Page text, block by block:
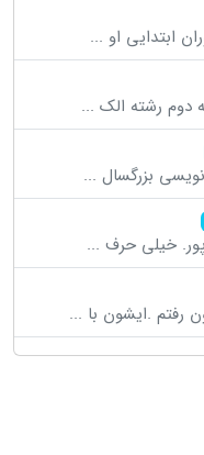
ابتدایی او ...
دوم رشته الک ...
بزرگسال ...
خیلی حرف ...
رفتم .ایشون با ...